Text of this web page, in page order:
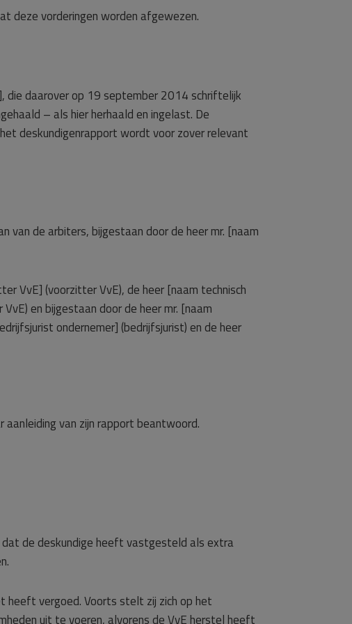
deze vorderingen worden afgewezen.
die daarover op 19 september 2014 schriftelijk
– als hier herhaald en ingelast. De
deskundigenrapport wordt voor zover relevant
de arbiters, bijgestaan door de heer mr. [naam
VvE] (voorzitter VvE), de heer [naam technisch
en bijgestaan door de heer mr. [naam
ondernemer] (bedrijfsjurist) en de heer
van zijn rapport beantwoord.
de deskundige heeft vastgesteld als extra
heeft vergoed. Voorts stelt zij zich op het
uit te voeren, alvorens de VvE herstel heeft